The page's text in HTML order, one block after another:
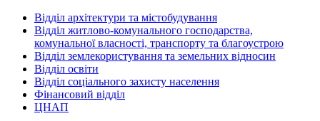
Відділ архітектури та містобудування
Відділ житлово-комунального господарства,
комунальної власності, транспорту та благоустрою
Відділ землекористування та земельних відносин
Відділ освіти
Відділ соціального захисту населення
Фінансовий відділ
ЦНАП